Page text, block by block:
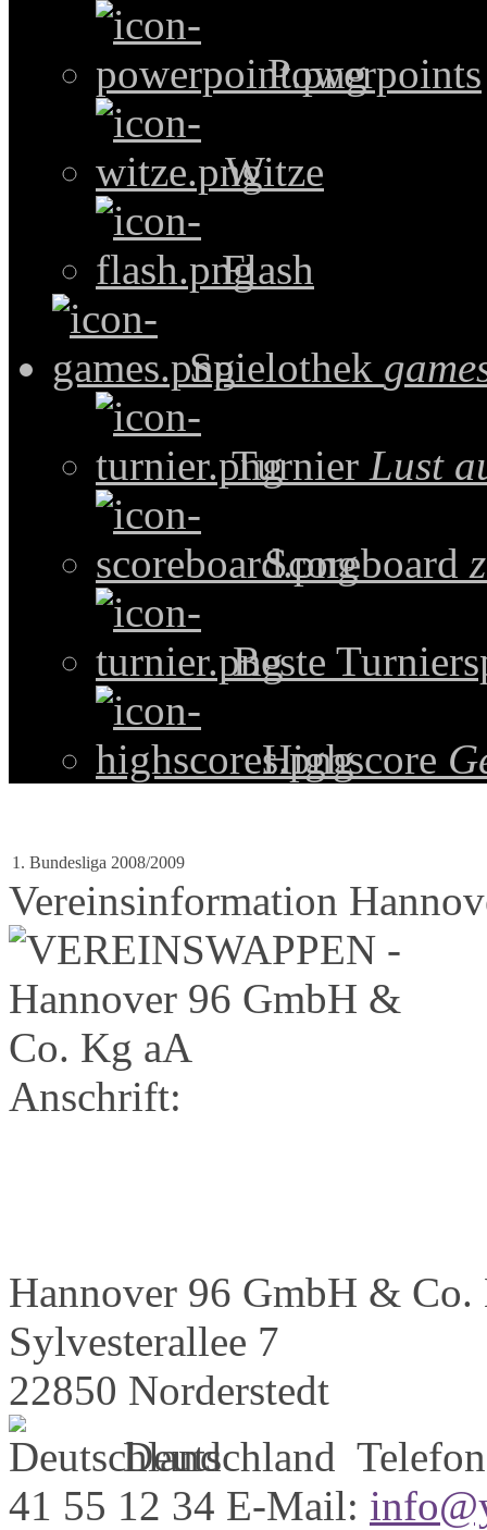
Powerpoints
Witze
Flash
Spielothek
Turnier Lust
Scoreboard
Beste
Highscore
1. Bundesliga 2008/2009
Vereinsinformation
Anschrift:
Hannover 96 GmbH &
Sylvesterallee 7
22850 Norderstedt
Deutschland
41 55 12 34 E-Mail: